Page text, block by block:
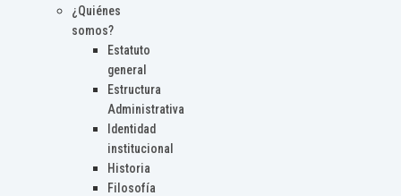
¿Quiénes
somos?
Estatuto
general
Estructura
Administrativa
Identidad
institucional
Historia
Filosofía